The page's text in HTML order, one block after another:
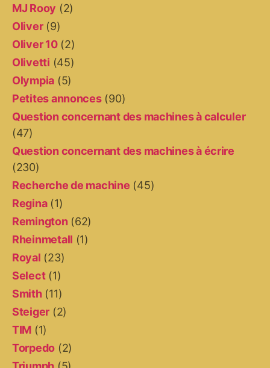
MJ Rooy (2)
Oliver(9)
Oliver 10(2)
Olivetti (45)
Olympia (5)
Petites annonces(90)
Question concernant des machines à calculer
(47)
Question concernant des machines à écrire
(230)
Recherche de machine (45)
Regina(1)
Remington (62)
Rheinmetall (1)
Royal (23)
Select(1)
Smith(11)
Steiger (2)
TIM (1)
Torpedo (2)